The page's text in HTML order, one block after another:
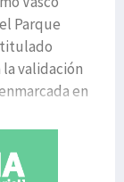
Parque
titulado
la validación
en